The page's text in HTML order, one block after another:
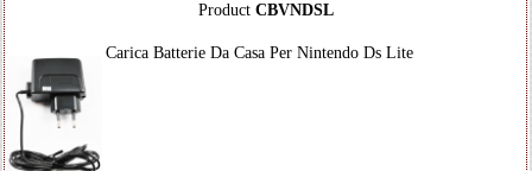
Product CBVNDSL
Carica Batterie Da Casa Per Nintendo Ds Lite